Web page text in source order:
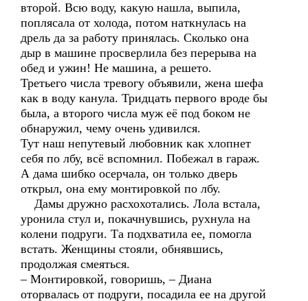
второй. Всю воду, какую нашла, выпила,
поплясала от холода, потом наткнулась на
дрель да за работу принялась. Сколько она
дыр в машине просверлила без перерыва на
обед и ужин! Не машина, а решето.
Третьего числа тревогу объявили, жена шефа
как в воду канула. Тридцать первого вроде бы
была, а второго числа муж её под боком не
обнаружил, чему очень удивился.
Тут наш непутевый любовник как хлопнет
себя по лбу, всё вспомнил. Побежал в гараж.
А дама шибко осерчала, он только дверь
открыл, она ему монтировкой по лбу.
Дамы дружно расхохотались. Лола встала,
уронила стул и, покачнувшись, рухнула на
колени подруги. Та подхватила ее, помогла
встать. Женщины стояли, обнявшись,
продолжая смеяться.
– Монтировкой, говоришь, – Диана
оторвалась от подруги, посадила ее на другой